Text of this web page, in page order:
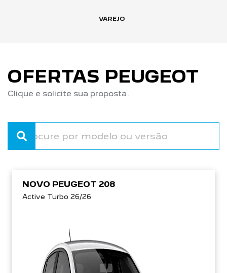
VAREJO
OFERTAS PEUGEOT
Clique e solicite sua proposta.
NOVO PEUGEOT 208
Active Turbo 26/26